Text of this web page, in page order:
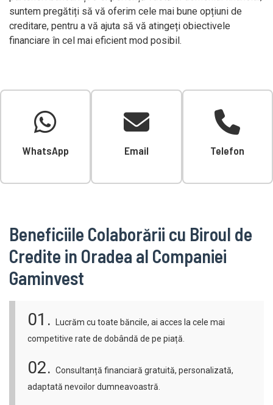
suntem pregătiți să vă oferim cele mai bune opțiuni de
creditare, pentru a vă ajuta să vă atingeți obiectivele
financiare în cel mai eficient mod posibil.
WhatsApp Email Telefon
Beneficiile Colaborării cu Biroul de
Credite in Oradea al Companiei
Gaminvest
01.
Lucrăm cu toate băncile, ai acces la cele mai
competitive rate de dobândă de pe piață.
02. Consultanță financiară gratuită, personalizată,
adaptată nevoilor dumneavoastră.